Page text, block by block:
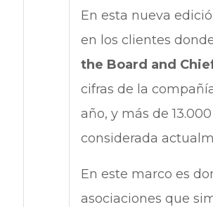
En esta nueva
en los clientes
the Board and
cifras de la
año, y más de
considerada
En este marco es
asociaciones que